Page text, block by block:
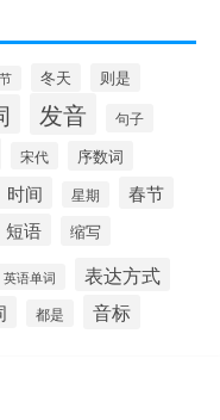
冬天
则是
发音 句子
宋代
序数词
时间 星期 春节
短语 缩写
英语单词 表达方式
都是 音标